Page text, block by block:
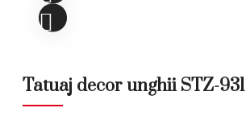
Tatuaj decor unghii STZ-931